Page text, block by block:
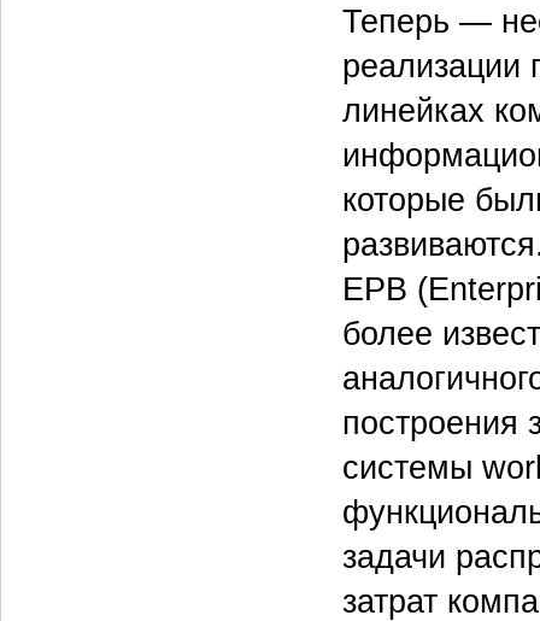
Теперь —
реализации
линейках
которые
EPB
более
построения
системы
задачи
затрат